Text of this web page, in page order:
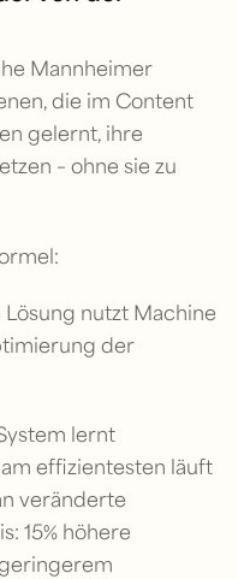
Mannheimer
die im Content
gelernt, ihre
– ohne sie zu
Lösung nutzt Machine
der
lernt
effizientesten läuft
veränderte
15% höhere